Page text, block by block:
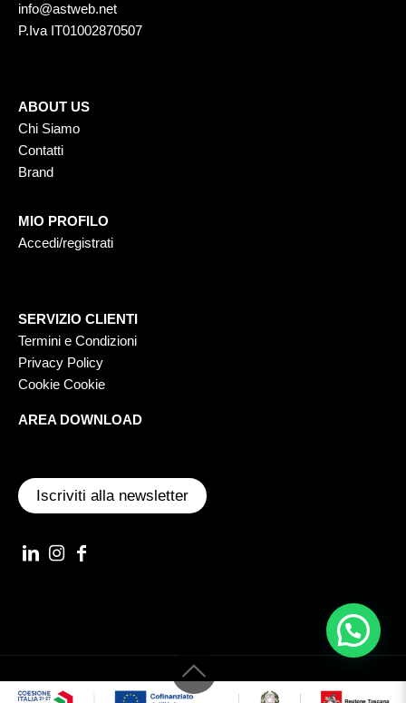
info@astweb.net
P.Iva IT01002870507
ABOUT US
Chi Siamo
Contatti
Brand
MIO PROFILO
Accedi/registrati
SERVIZIO CLIENTI
Termini e Condizioni
Privacy Policy
Cookie Cookie
AREA DOWNLOAD
Iscriviti alla newsletter
© 2022 AST S.R.L. VIA ILARIA ALPI, 3 56028 SAN MINIATO (PI) -